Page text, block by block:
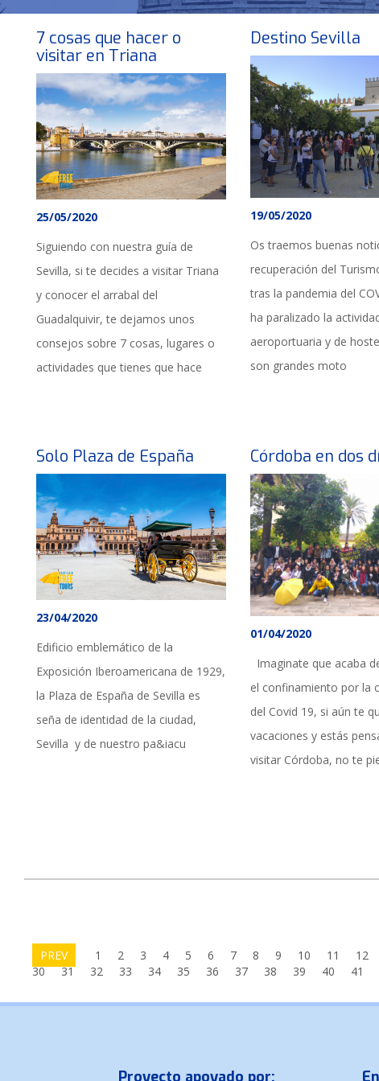
7 cosas que hacer o
visitar en Triana
25/05/2020
Siguiendo con nuestra guía de
Sevilla, si te decides a visitar Triana
y conocer el arrabal del
Guadalquivir, te dejamos unos
consejos sobre 7 cosas, lugares o
actividades que tienes que hace
Destino Sevilla
19/05/2020
Os traemos buenas
recuperación del
tras la pandemia del
ha paralizado la
aeroportuaria y de
son grandes moto
Solo Plaza de España
23/04/2020
Edificio emblemático de la
Exposición Iberoamericana de 1929,
la Plaza de España de Sevilla es
seña de identidad de la ciudad,
Sevilla y de nuestro pa&iacu
Córdoba en dos
01/04/2020
Imaginate que acaba
el confinamiento por la
del Covid 19, si aún te
vacaciones y estás
visitar Córdoba, no te
PREV 1 2 3 4 5 6 7 8 9 10 11 12
30
31 32 33 34 35 36 37 38 39 40 41
Proyecto apoyado por: